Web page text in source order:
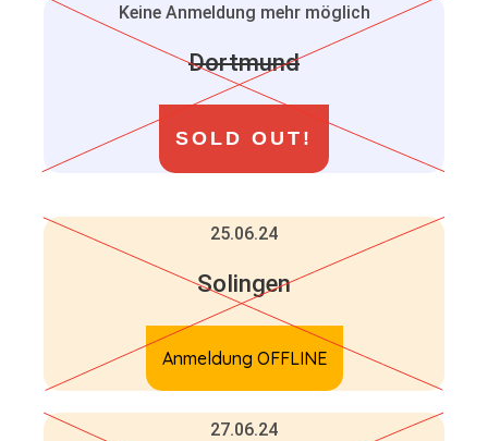
Keine Anmeldung mehr möglich
Dortmund
SOLD OUT!
25.06.24
Solingen
Anmeldung OFFLINE
27.06.24